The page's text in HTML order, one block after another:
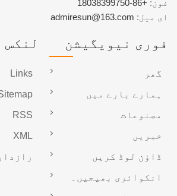
فون: +86-18038399750
ای میل: admiresun@163.com
فوری نیویگیشن
گھر
ہمارے بارے میں
مصنوعات
خبریں
ڈاؤن لوڈ کریں
انکوائری بھیجیں۔
لنکس
Links
RSS
XML